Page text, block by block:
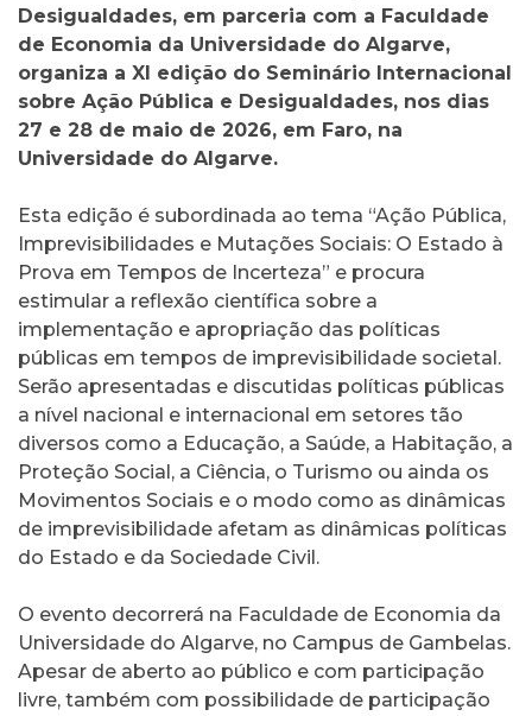
Desigualdades, em parceria com a Faculdade
de Economia da Universidade do Algarve,
organiza a XI edição do Seminário Internacional
sobre Ação Pública e Desigualdades, nos dias
27 e 28 de maio de 2026, em Faro, na
Universidade do Algarve.
Esta edição é subordinada ao tema “Ação Pública,
Imprevisibilidades e Mutações Sociais: O Estado à
Prova em Tempos de Incerteza” e procura
estimular a reflexão científica sobre a
implementação e apropriação das políticas
públicas em tempos de imprevisibilidade societal.
Serão apresentadas e discutidas políticas públicas
a nível nacional e internacional em setores tão
diversos como a Educação, a Saúde, a Habitação, a
Proteção Social, a Ciência, o Turismo ou ainda os
Movimentos Sociais e o modo como as dinâmicas
de imprevisibilidade afetam as dinâmicas políticas
do Estado e da Sociedade Civil.
O evento decorrerá na Faculdade de Economia da
Universidade do Algarve, no Campus de Gambelas.
Apesar de aberto ao público e com participação
livre, também com possibilidade de participação